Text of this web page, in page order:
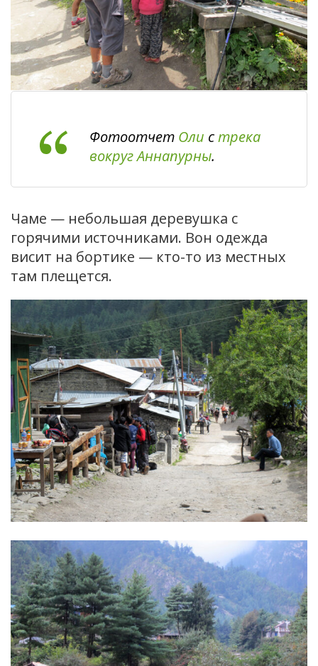
Фотоотчет Оли стрека
вокруг Аннапурны.
Чаме — небольшая деревушка с
горячими источниками. Вон одежда
висит на бортике — кто-то из местных
там плещется.